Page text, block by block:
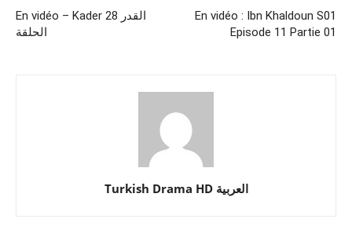
En vidéo – Kader 28 القدر
الحلقة
En vidéo : Ibn Khaldoun S01
Episode 11 Partie 01
Turkish Drama HD العربية